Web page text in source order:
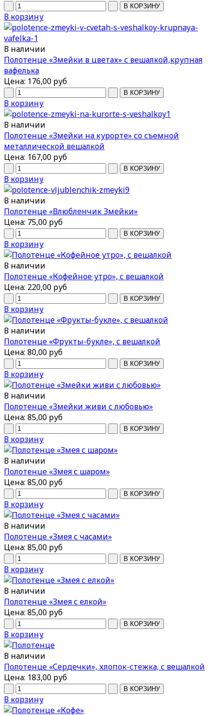
В корзину
В наличии
Полотенце «Змейки в цветах» с вешалкой,крупная
вафелька
Цена: 176,00 руб
В корзину
В наличии
Полотенце «Змейки на курорте» со съемной
металлической вешалкой
Цена: 167,00 руб
В корзину
В наличии
Полотенце «Влюбленчик Змейки»
Цена: 75,00 руб
В корзину
В наличии
Полотенце «Кофейное утро», с вешалкой
Цена: 220,00 руб
В корзину
В наличии
Полотенце «Фрукты-букле», с вешалкой
Цена: 80,00 руб
В корзину
В наличии
Полотенце «Змейки живи с любовью»
Цена: 85,00 руб
В корзину
В наличии
Полотенце «Змея с шаром»
Цена: 85,00 руб
В корзину
В наличии
Полотенце «Змея с часами»
Цена: 85,00 руб
В корзину
В наличии
Полотенце «Змея с елкой»
Цена: 85,00 руб
В корзину
В наличии
Полотенце «Сердечки», хлопок-стежка, с вешалкой
Цена: 183,00 руб
В корзину